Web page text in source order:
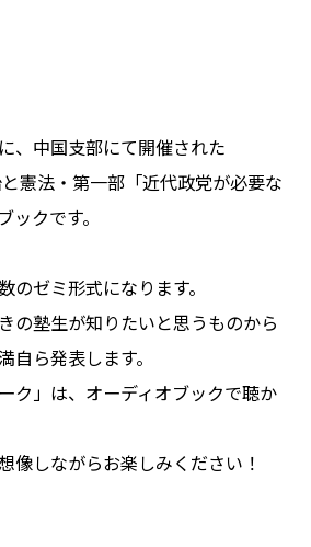
、中国支部にて開催された
憲法・第一部「近代政党が必要な
クです。
のゼミ形式になります。
の塾生が知りたいと思うものから
自ら発表します。
ク」は、オーディオブックで聴か
像しながらお楽しみください！